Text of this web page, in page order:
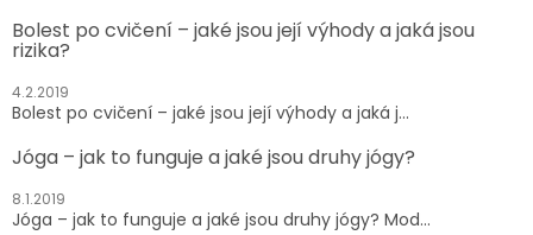
Bolest po cvičení – jaké jsou její výhody a jaká jsou
rizika?
4.2.2019
Bolest po cvičení – jaké jsou její výhody a jaká j...
Jóga – jak to funguje a jaké jsou druhy jógy?
8.1.2019
Jóga – jak to funguje a jaké jsou druhy jógy? Mod...